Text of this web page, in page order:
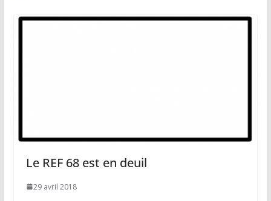
Le REF 68 est en deuil
29 avril 2018